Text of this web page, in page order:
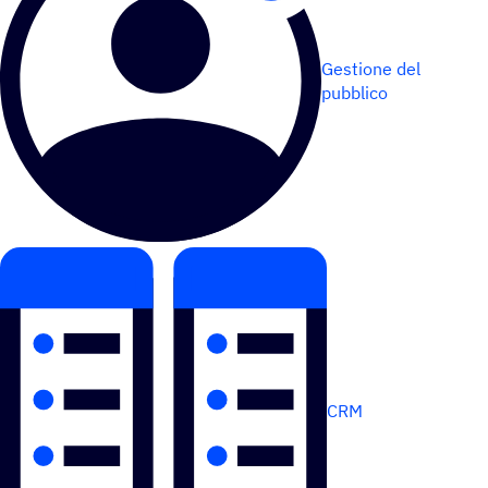
Gestione del
pubblico
CRM